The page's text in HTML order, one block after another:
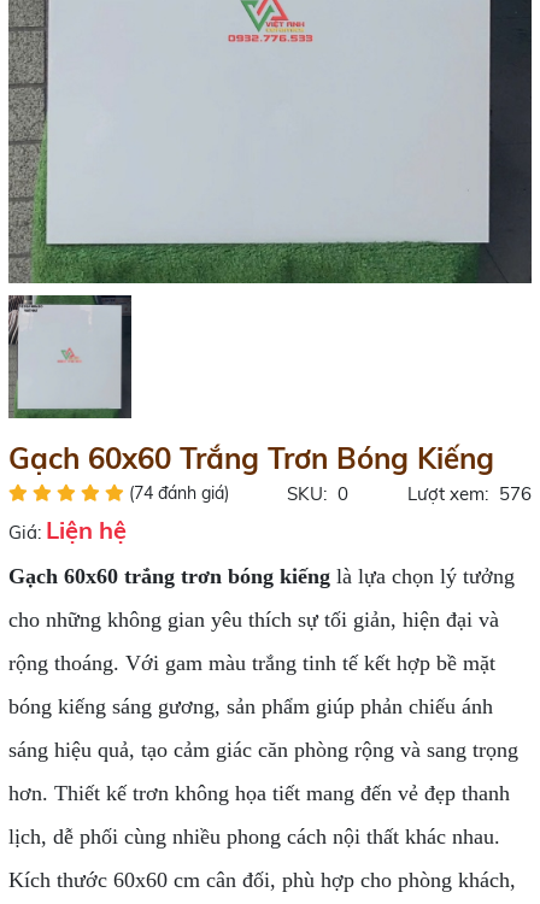
Gạch 60x60 Trắng Trơn Bóng Kiếng
(74 đánh giá) SKU: 0 Lượt xem: 576
Giá: Liện hệ
Gạch 60x60 trắng trơn bóng kiếnglà lựa chọn lý tưởng
cho những không gian yêu thích sự tối giản, hiện đại và
rộng thoáng. Với gam màu trắng tinh tế kết hợp bề mặt
bóng kiếng sáng gương, sản phẩm giúp phản chiếu ánh
sáng hiệu quả, tạo cảm giác căn phòng rộng và sang trọng
hơn. Thiết kế trơn không họa tiết mang đến vẻ đẹp thanh
lịch, dễ phối cùng nhiều phong cách nội thất khác nhau.
Kích thước 60x60 cm cân đối, phù hợp cho phòng khách,